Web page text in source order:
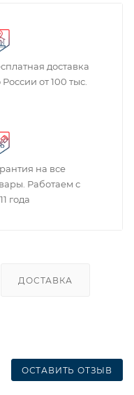
доставка
России от 100 тыс.
на все
Работаем с
года
ДОСТАВКА
ОСТАВИТЬ ОТЗЫВ